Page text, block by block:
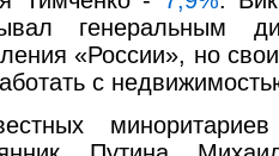
генеральным
«России», но
с
миноритариев